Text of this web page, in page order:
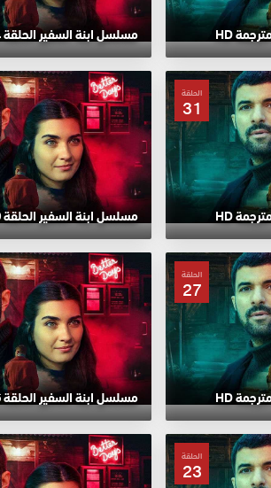
مسلسل ابنة السفير الحلقة 34 مترجمة HD
الحلقة
31
مسلسل ابنة السفير الحلقة 30 مترجمة HD
الحلقة
27
مسلسل ابنة السفير الحلقة 26 مترجمة HD
الحلقة
23